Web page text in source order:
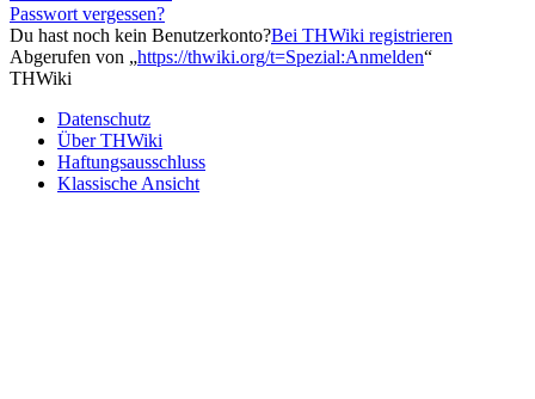
Passwort vergessen?
Du hast noch kein Benutzerkonto?Bei THWiki registrieren
Abgerufen von „https://thwiki.org/t=Spezial:Anmelden“
THWiki
Datenschutz
Über THWiki
Haftungsausschluss
Klassische Ansicht